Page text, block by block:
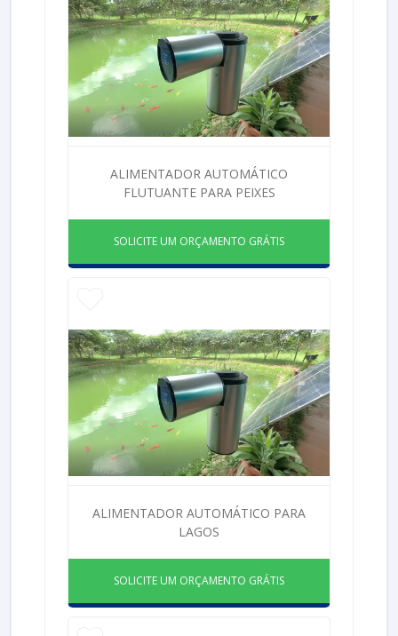
ALIMENTADOR AUTOMÁTICO
FLUTUANTE PARA PEIXES
SOLICITE UM ORÇAMENTO GRÁTIS
ALIMENTADOR AUTOMÁTICO PARA
LAGOS
SOLICITE UM ORÇAMENTO GRÁTIS